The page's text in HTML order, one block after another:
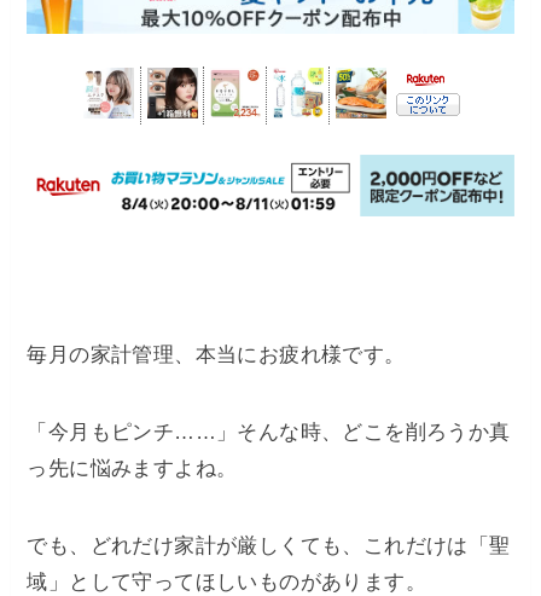
毎月の家計管理、本当にお疲れ様です。
「今月もピンチ……」そんな時、どこを削ろうか真
っ先に悩みますよね。​
でも、どれだけ家計が厳しくても、これだけは「聖
域」として守ってほしいものがあります。